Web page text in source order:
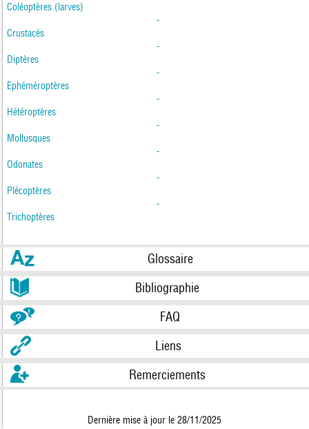
Coléoptères (larves)
-
Crustacés
-
Diptères
-
Ephéméroptères
-
Hétéroptères
-
Mollusques
-
Odonates
-
Plécoptères
-
Trichoptères
Glossaire
Bibliographie
FAQ
Liens
Remerciements
Dernière mise à jour le 28/11/2025